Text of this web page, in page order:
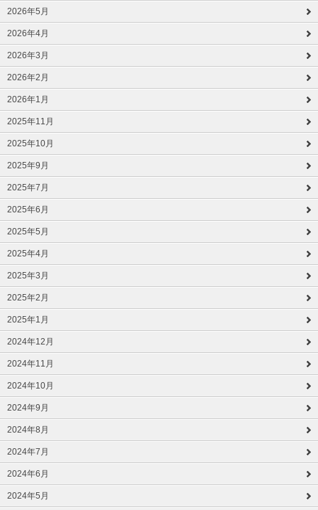
2026年5月
2026年4月
2026年3月
2026年2月
2026年1月
2025年11月
2025年10月
2025年9月
2025年7月
2025年6月
2025年5月
2025年4月
2025年3月
2025年2月
2025年1月
2024年12月
2024年11月
2024年10月
2024年9月
2024年8月
2024年7月
2024年6月
2024年5月